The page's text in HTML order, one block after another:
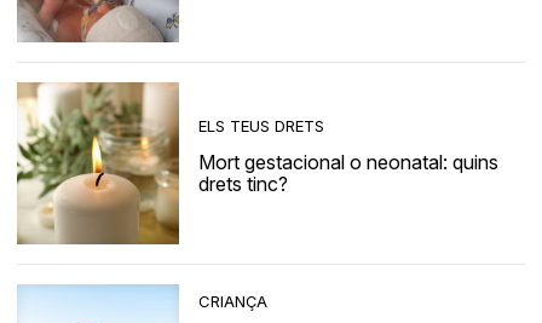
ELS TEUS DRETS
Mort gestacional o neonatal: quins
drets tinc?
CRIANÇA